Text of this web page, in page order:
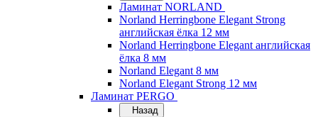
Ламинат NORLAND
Norland Herringbone Elegant Strong
английская ёлка 12 мм
Norland Herringbone Elegant английская
ёлка 8 мм
Norland Elegant 8 мм
Norland Elegant Strong 12 мм
Ламинат PERGO
Назад